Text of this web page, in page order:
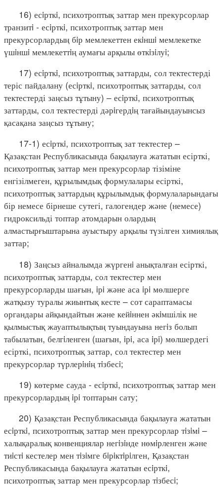
16) есiрткi, психотроптық заттар мен прекурсорлар
транзитi - есiрткi, психотроптық заттар мен
прекурсорлардың бiр мемлекеттен екiншi мемлекетке
үшiншi мемлекеттiң аумағы арқылы өткiзiлуi;
17) есiрткi, психотроптық заттарды, сол тектестерді
теріс пайдалану (есiрткi, психотроптық заттарды, сол
тектестерді заңсыз тұтыну) – есiрткi, психотроптық
заттарды, сол тектестерді дәрiгердiң тағайындауынсыз
қасақана заңсыз тұтыну;
17-1) есiрткi, психотроптық зат тектестер –
Қазақстан Республикасында бақылауға жататын есірткі,
психотроптық заттар мен прекурсорлар тізіміне
енгізілмеген, құрылымдық формулалары есірткі,
психотроптық заттардың құрылымдық формулаларындағы
бір немесе бірнеше сутегі, галогендер және (немесе)
гидроксильді топтар атомдарын олардың
алмастырғыштарына ауыстыру арқылы түзілген химиялық
заттар;
18) Заңсыз айналымда жүргенi анықталған есірткі,
психотроптық заттарды, сол тектестер мен
прекурсорларды шағын, iрi және аса iрi мөлшерге
жатқызу туралы жиынтық кесте – сот сараптамасы
органдары айқындайтын және кейiннен әкiмшілік не
қылмыстық жауаптылықтың туындауына негiз болып
табылатын, белгiленген (шағын, iрi, аса iрi) мөлшердегі
есірткі, психотроптық заттар, сол тектестер мен
прекурсорлар түрлерiнiң тiзбесi;
19) көтерме сауда - есiрткi, психотроптық заттар мен
прекурсорлардың iрi топтарын сату;
20) Қазақстан Республикасында бақылауға жататын
есiрткi, психотроптық заттар мен прекурсорлар тiзiмi –
халықаралық конвенциялар негiзiнде нөмiрленген және
тиiстi кестелер мен тiзiмге бiрiктiрiлген, Қазақстан
Республикасында бақылауға жататын есiрткi,
психотроптық заттар мен прекурсорлар тiзбесi;